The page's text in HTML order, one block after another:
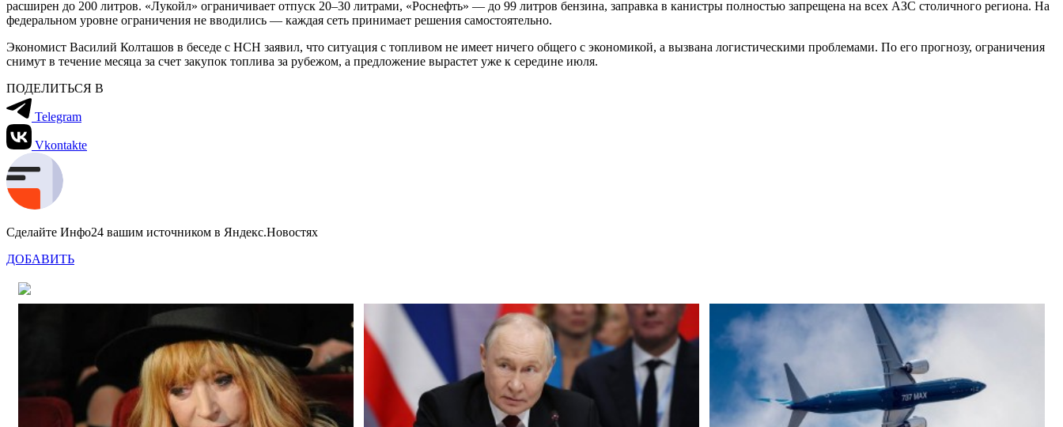
расширен до 200 литров. «Лукойл» ограничивает отпуск 20–30 литрами, «Роснефть» — до 99 литров бензина, заправка в канистры полностью запрещена на всех АЗС столичного региона. На
федеральном уровне ограничения не вводились — каждая сеть принимает решения самостоятельно.
Экономист Василий Колташов в беседе с НСН заявил, что ситуация с топливом не имеет ничего общего с экономикой, а вызвана логистическими проблемами. По его прогнозу, ограничения
снимут в течение месяца за счет закупок топлива за рубежом, а предложение вырастет уже к середине июля.
ПОДЕЛИТЬСЯ В
Telegram
Vkontakte
Сделайте Инфо24 вашим источником в Яндекс.Новостях
ДОБАВИТЬ